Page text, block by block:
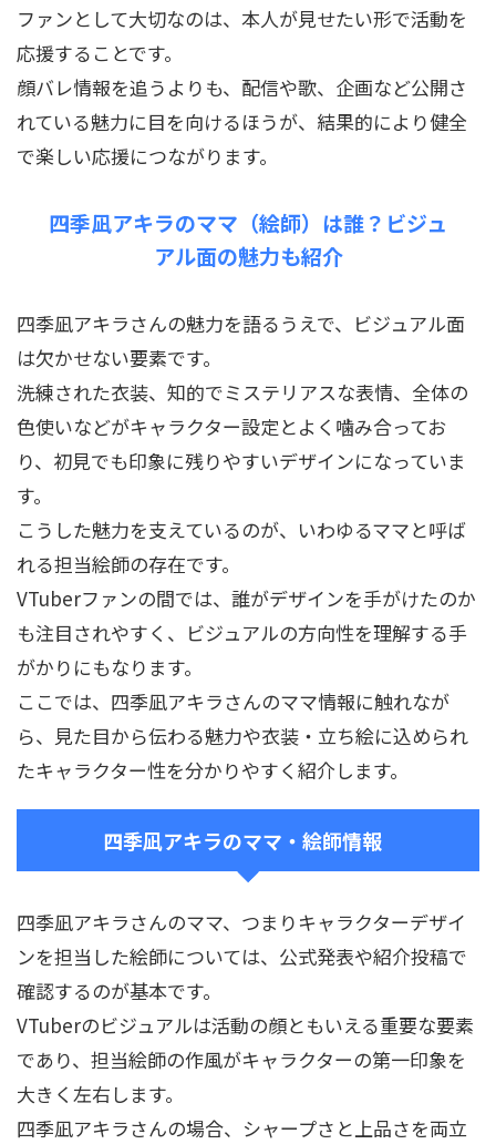
ファンとして大切なのは、本人が見せたい形で活動を
応援することです。
顔バレ情報を追うよりも、配信や歌、企画など公開さ
れている魅力に目を向けるほうが、結果的により健全
で楽しい応援につながります。
四季凪アキラのママ（絵師）は誰？ビジュ
アル面の魅力も紹介
四季凪アキラさんの魅力を語るうえで、ビジュアル面
は欠かせない要素です。
洗練された衣装、知的でミステリアスな表情、全体の
色使いなどがキャラクター設定とよく噛み合ってお
り、初見でも印象に残りやすいデザインになっていま
す。
こうした魅力を支えているのが、いわゆるママと呼ば
れる担当絵師の存在です。
VTuberファンの間では、誰がデザインを手がけたのか
も注目されやすく、ビジュアルの方向性を理解する手
がかりにもなります。
ここでは、四季凪アキラさんのママ情報に触れなが
ら、見た目から伝わる魅力や衣装・立ち絵に込められ
たキャラクター性を分かりやすく紹介します。
四季凪アキラのママ・絵師情報
四季凪アキラさんのママ、つまりキャラクターデザイ
ンを担当した絵師については、公式発表や紹介投稿で
確認するのが基本です。
VTuberのビジュアルは活動の顔ともいえる重要な要素
であり、担当絵師の作風がキャラクターの第一印象を
大きく左右します。
四季凪アキラさんの場合、シャープさと上品さを両立